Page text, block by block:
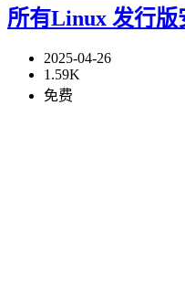
所有Linux 发行版
2025-04-26
1.59K
免费